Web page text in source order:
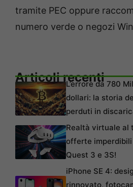
tramite PEC oppure
numero verde o negozi
Articoli recenti
L’errore da 780
dollari: la storia
perduti in
Realtà virtuale al
offerte imperdibili
Quest 3 e 3S!
iPhone SE 4:
rinnovato,